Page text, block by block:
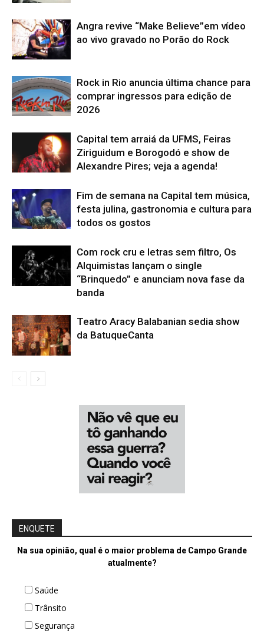
Angra revive “Make Believe”em vídeo
ao vivo gravado no Porão do Rock
Rock in Rio anuncia última chance para
comprar ingressos para edição de
2026
Capital tem arraiá da UFMS, Feiras
Ziriguidum e Borogodó e show de
Alexandre Pires; veja a agenda!
Fim de semana na Capital tem música,
festa julina, gastronomia e cultura para
todos os gostos
Com rock cru e letras sem filtro, Os
Alquimistas lançam o single
“Brinquedo” e anunciam nova fase da
banda
Teatro Aracy Balabanian sedia show
da BatuqueCanta
ENQUETE
Na sua opinião, qual é o maior problema de Campo Grande
atualmente?
Saúde
Trânsito
Segurança